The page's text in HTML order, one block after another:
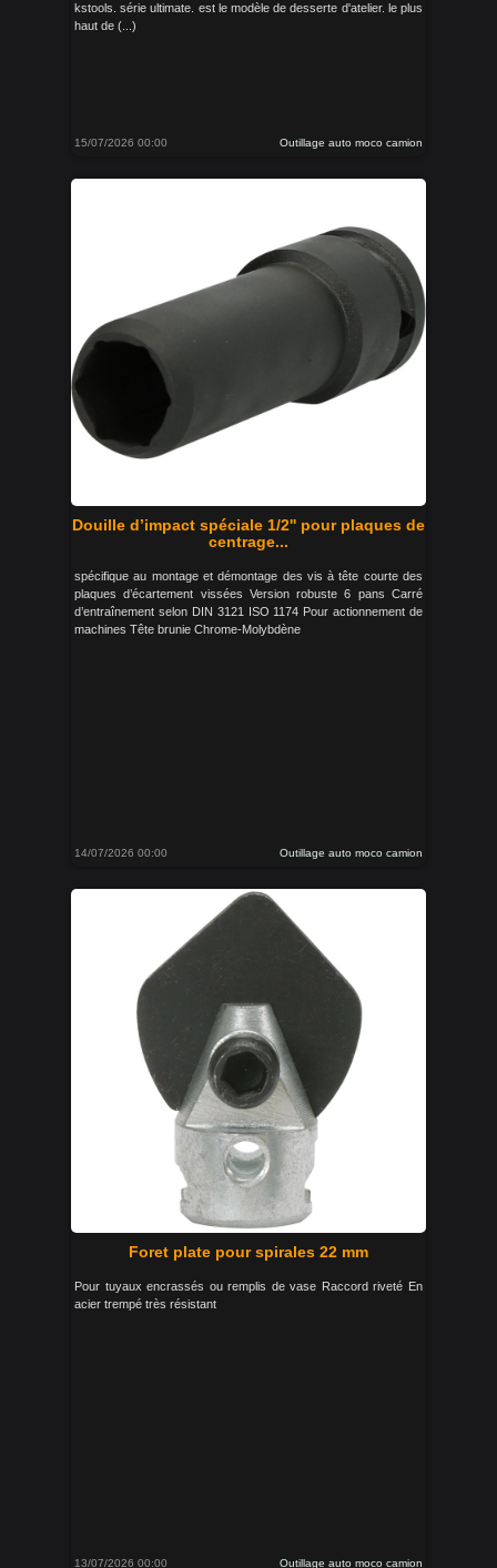
kstools. série ultimate. est le modèle de desserte d'atelier. le plus
haut de (...)
15/07/2026 00:00 Outillage auto moco camion
Douille d’impact spéciale 1/2'' pour plaques de
centrage...
spécifique au montage et démontage des vis à tête courte des
plaques d’écartement vissées Version robuste 6 pans Carré
d’entraînement selon DIN 3121 ISO 1174 Pour actionnement de
machines Tête brunie Chrome-Molybdène
14/07/2026 00:00 Outillage auto moco camion
Foret plate pour spirales 22 mm
Pour tuyaux encrassés ou remplis de vase Raccord riveté En
acier trempé très résistant
13/07/2026 00:00 Outillage auto moco camion